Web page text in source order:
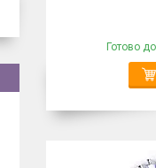
Готово